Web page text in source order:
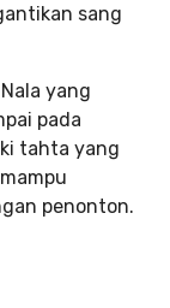
sang
yang
pada
tahta yang
penonton.